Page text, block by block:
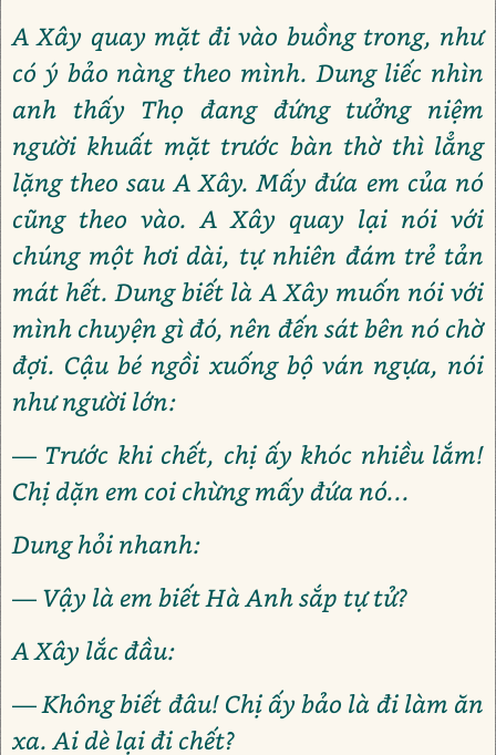
A Xây quay mặt đi vào buồng trong, như
có ý bảo nàng theo mình. Dung liếc nhìn
anh thấy Thọ đang đứng tưởng niệm
người khuất mặt trước bàn thờ thì lẳng
lặng theo sau A Xây. Mấy đứa em của nó
cũng theo vào. A Xây quay lại nói với
chúng một hơi dài, tự nhiên đám trẻ tản
mát hết. Dung biết là A Xây muốn nói với
mình chuyện gì đó, nên đến sát bên nó chờ
đợi. Cậu bé ngồi xuống bộ ván ngựa, nói
như người lớn:
— Trước khi chết, chị ấy khóc nhiều lắm!
Chị dặn em coi chừng mấy đứa nó...
Dung hỏi nhanh:
— Vậy là em biết Hà Anh sắp tự tử?
A Xây lắc đầu:
— Không biết đâu! Chị ấy bảo là đi làm ăn
xa. Ai dè lại đi chết?